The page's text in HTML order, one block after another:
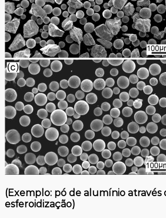
(Exemplo: pó de alumínio através
esferoidização)